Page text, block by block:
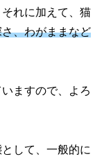
れに加えて、猫
、わがままなど
ますので、よろ
して、一般的に